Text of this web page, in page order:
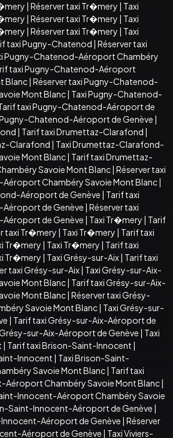
| Réserver taxi Tr�mery | Taxi
| Réserver taxi Tr�mery | Taxi
| Réserver taxi Tr�mery | Taxi
taxi Pugny-Chatenod | Réserver taxi
Pugny-Chatenod-Aéroport Chambéry
taxi Pugny-Chatenod-Aéroport
Blanc| Réserver taxi Pugny-Chatenod-
Mont Blanc| Taxi Pugny-Chatenod-
taxi Pugny-Chatenod-Aéroport de
Chatenod-Aéroport de Genève |
| Tarif taxi Drumettaz-Clarafond |
Clarafond | Taxi Drumettaz-Clarafond-
Mont Blanc| Tarif taxi Drumettaz-
Savoie Mont Blanc| Réserver taxi
Chambéry Savoie Mont Blanc|
Aéroport de Genève | Tarif taxi
de Genève | Réserver taxi
de Genève | Taxi Tr�mery | Tarif
taxi Tr�mery | Taxi Tr�mery | Tarif taxi
Tr�mery | Taxi Tr�mery | Tarif taxi
Tr�mery | Taxi Grésy-sur-Aix| Tarif taxi
taxi Grésy-sur-Aix| Taxi Grésy-sur-Aix-
Mont Blanc| Tarif taxi Grésy-sur-Aix-
Mont Blanc| Réserver taxi Grésy-
Savoie Mont Blanc| Taxi Grésy-sur-
| Tarif taxi Grésy-sur-Aix-Aéroport de
sur-Aix-Aéroport de Genève | Taxi
| Tarif taxi Brison-Saint-Innocent |
Innocent | Taxi Brison-Saint-
Savoie Mont Blanc| Tarif taxi
Chambéry Savoie Mont Blanc|
Innocent-Aéroport Chambéry Savoie
Saint-Innocent-Aéroport de Genève |
Aéroport de Genève | Réserver
Aéroport de Genève | Taxi Viviers-